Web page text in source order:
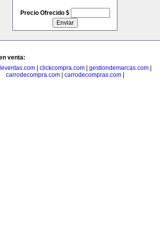
Precio Ofrecido $
venta:
| clickcompra.com| gestiondemarcas.com|
carrodecompra.com| carrodecompras.com|